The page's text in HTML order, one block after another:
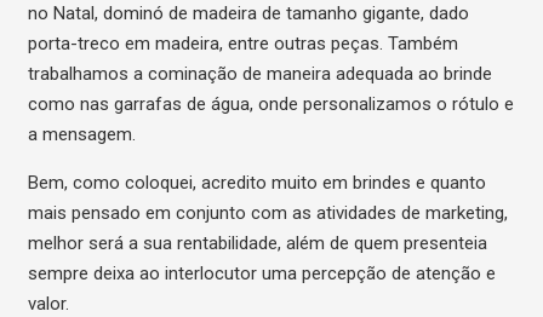
no Natal, dominó de madeira de tamanho gigante, dado
porta-treco em madeira, entre outras peças. Também
trabalhamos a cominação de maneira adequada ao brinde
como nas garrafas de água, onde personalizamos o rótulo e
a mensagem.
Bem, como coloquei, acredito muito em brindes e quanto
mais pensado em conjunto com as atividades de marketing,
melhor será a sua rentabilidade, além de quem presenteia
sempre deixa ao interlocutor uma percepção de atenção e
valor.